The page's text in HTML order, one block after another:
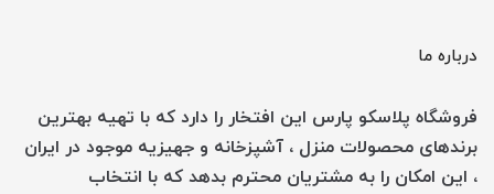
درباره ما
فروشگاه پلاسکو پارس این افتخار را دارد که با تهیه بهترین
برندهای محصولات منزل ، آشپزخانه و جهیزیه موجود در ایران
، این امکان را به مشتریان محترم بدهد که با انتخاب